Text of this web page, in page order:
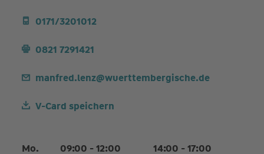
0171/3201012
0821 7291421
manfred.lenz@wuerttembergische.de
V-Card speichern
Mo.
09:00 - 12:00 14:00 - 17:00